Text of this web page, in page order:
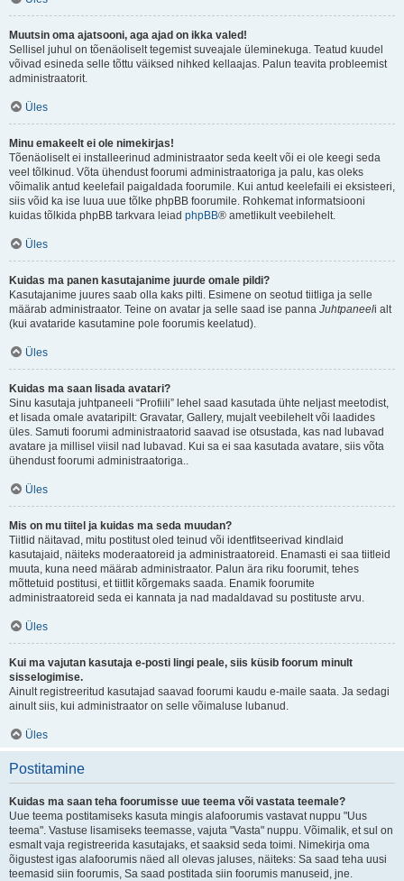
Muutsin oma ajatsooni, aga ajad on ikka valed!
Sellisel juhul on tõenäoliselt tegemist suveajale üleminekuga. Teatud kuudel
võivad esineda selle tõttu väiksed nihked kellaajas. Palun teavita probleemist
administraatorit.
Üles
Minu emakeelt ei ole nimekirjas!
Tõenäoliselt ei installeerinud administraator seda keelt või ei ole keegi seda
veel tõlkinud. Võta ühendust foorumi administraatoriga ja palu, kas oleks
võimalik antud keelefail paigaldada foorumile. Kui antud keelefaili ei eksisteeri,
siis võid ka ise luua uue tõlke phpBB foorumile. Rohkemat informatsiooni
kuidas tõlkida phpBB tarkvara leiad phpBB® ametlikult veebilehelt.
Üles
Kuidas ma panen kasutajanime juurde omale pildi?
Kasutajanime juures saab olla kaks pilti. Esimene on seotud tiitliga ja selle
määrab administraator. Teine on avatar ja selle saad ise panna Juhtpaneeli alt
(kui avataride kasutamine pole foorumis keelatud).
Üles
Kuidas ma saan lisada avatari?
Sinu kasutaja juhtpaneeli “Profiili” lehel saad kasutada ühte neljast meetodist,
et lisada omale avataripilt: Gravatar, Gallery, mujalt veebilehelt või laadides
üles. Samuti foorumi administraatorid saavad ise otsustada, kas nad lubavad
avatare ja millisel viisil nad lubavad. Kui sa ei saa kasutada avatare, siis võta
ühendust foorumi administraatoriga..
Üles
Mis on mu tiitel ja kuidas ma seda muudan?
Tiitlid näitavad, mitu postitust oled teinud või identfitseerivad kindlaid
kasutajaid, näiteks moderaatoreid ja administraatoreid. Enamasti ei saa tiitleid
muuta, kuna need määrab administraator. Palun ära riku foorumit, tehes
mõttetuid postitusi, et tiitlit kõrgemaks saada. Enamik foorumite
administraatoreid seda ei kannata ja nad madaldavad su postituste arvu.
Üles
Kui ma vajutan kasutaja e-posti lingi peale, siis küsib foorum minult
sisselogimise.
Ainult registreeritud kasutajad saavad foorumi kaudu e-maile saata. Ja sedagi
ainult siis, kui administraator on selle võimaluse lubanud.
Üles
Postitamine
Kuidas ma saan teha foorumisse uue teema või vastata teemale?
Uue teema postitamiseks kasuta mingis alafoorumis vastavat nuppu "Uus
teema". Vastuse lisamiseks teemasse, vajuta "Vasta" nuppu. Võimalik, et sul on
esmalt vaja registreerida kasutajaks, et saaksid seda toimi. Nimekirja oma
õigustest igas alafoorumis näed all olevas jaluses, näiteks: Sa saad teha uusi
teemasid siin foorumis, Sa saad postitada siin foorumis manuseid, jne.